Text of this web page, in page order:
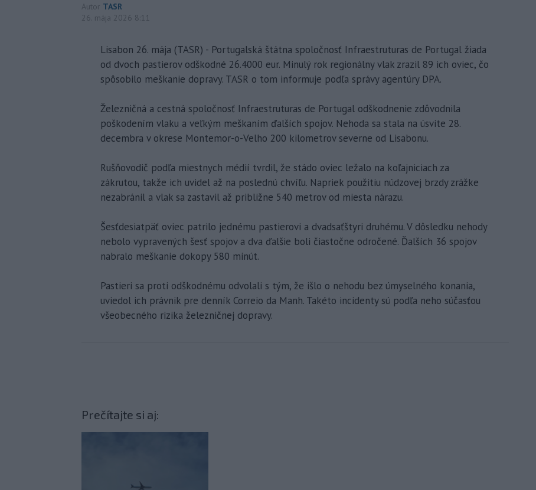
Autor TASR
26. mája 2026 8:11
Lisabon 26. mája (TASR) - Portugalská štátna spoločnosť Infraestruturas de Portugal žiada
od dvoch pastierov odškodné 26.4000 eur. Minulý rok regionálny vlak zrazil 89 ich oviec, čo
spôsobilo meškanie dopravy. TASR o tom informuje podľa správy agentúry DPA.
Železničná a cestná spoločnosť Infraestruturas de Portugal odškodnenie zdôvodnila
poškodením vlaku a veľkým meškaním ďalších spojov. Nehoda sa stala na úsvite 28.
decembra v okrese Montemor-o-Velho 200 kilometrov severne od Lisabonu.
Rušňovodič podľa miestnych médií tvrdil, že stádo oviec ležalo na koľajniciach za
zákrutou, takže ich uvidel až na poslednú chvíľu. Napriek použitiu núdzovej brzdy zrážke
nezabránil a vlak sa zastavil až približne 540 metrov od miesta nárazu.
Šesťdesiatpäť oviec patrilo jednému pastierovi a dvadsaťštyri druhému. V dôsledku nehody
nebolo vypravených šesť spojov a dva ďalšie boli čiastočne odročené. Ďalších 36 spojov
nabralo meškanie dokopy 580 minút.
Pastieri sa proti odškodnému odvolali s tým, že išlo o nehodu bez úmyselného konania,
uviedol ich právnik pre denník Correio da Manh. Takéto incidenty sú podľa neho súčasťou
všeobecného rizika železničnej dopravy.
Prečítajte si aj: